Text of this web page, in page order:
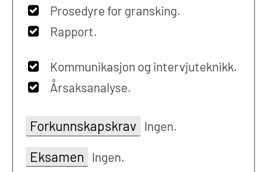
Prosedyre for gransking.
Rapport.
Kommunikasjon og intervjuteknikk.
Årsaksanalyse.
Forkunnskapskrav Ingen.
Eksamen Ingen.